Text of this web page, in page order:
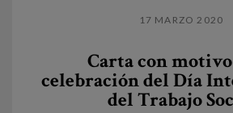
17 MARZO 2020
Carta con
celebración del Día
del Trabajo